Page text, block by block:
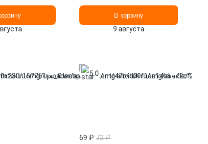
В корзину
9 августа
5.0
69 ₽ 72 ₽